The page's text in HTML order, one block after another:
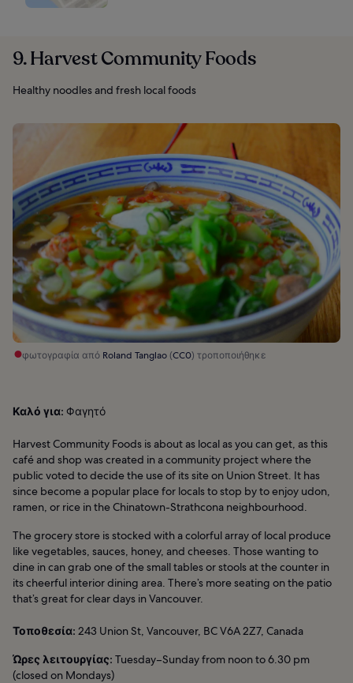
9. Harvest Community Foods
Healthy noodles and fresh local foods
φωτογραφία από Roland Tanglao(CC0) τροποποιήθηκε
Καλό για: Φαγητό
Harvest Community Foods is about as local as you can get, as this
café and shop was created in a community project where the
public voted to decide the use of its site on Union Street. It has
since become a popular place for locals to stop by to enjoy udon,
ramen, or rice in the Chinatown-Strathcona neighbourhood.
The grocery store is stocked with a colorful array of local produce
like vegetables, sauces, honey, and cheeses. Those wanting to
dine in can grab one of the small tables or stools at the counter in
its cheerful interior dining area. There’s more seating on the patio
that’s great for clear days in Vancouver.
Τοποθεσία: 243 Union St, Vancouver, BC V6A 2Z7, Canada
Ώρες λειτουργίας: Tuesday–Sunday from noon to 6.30 pm
(closed on Mondays)